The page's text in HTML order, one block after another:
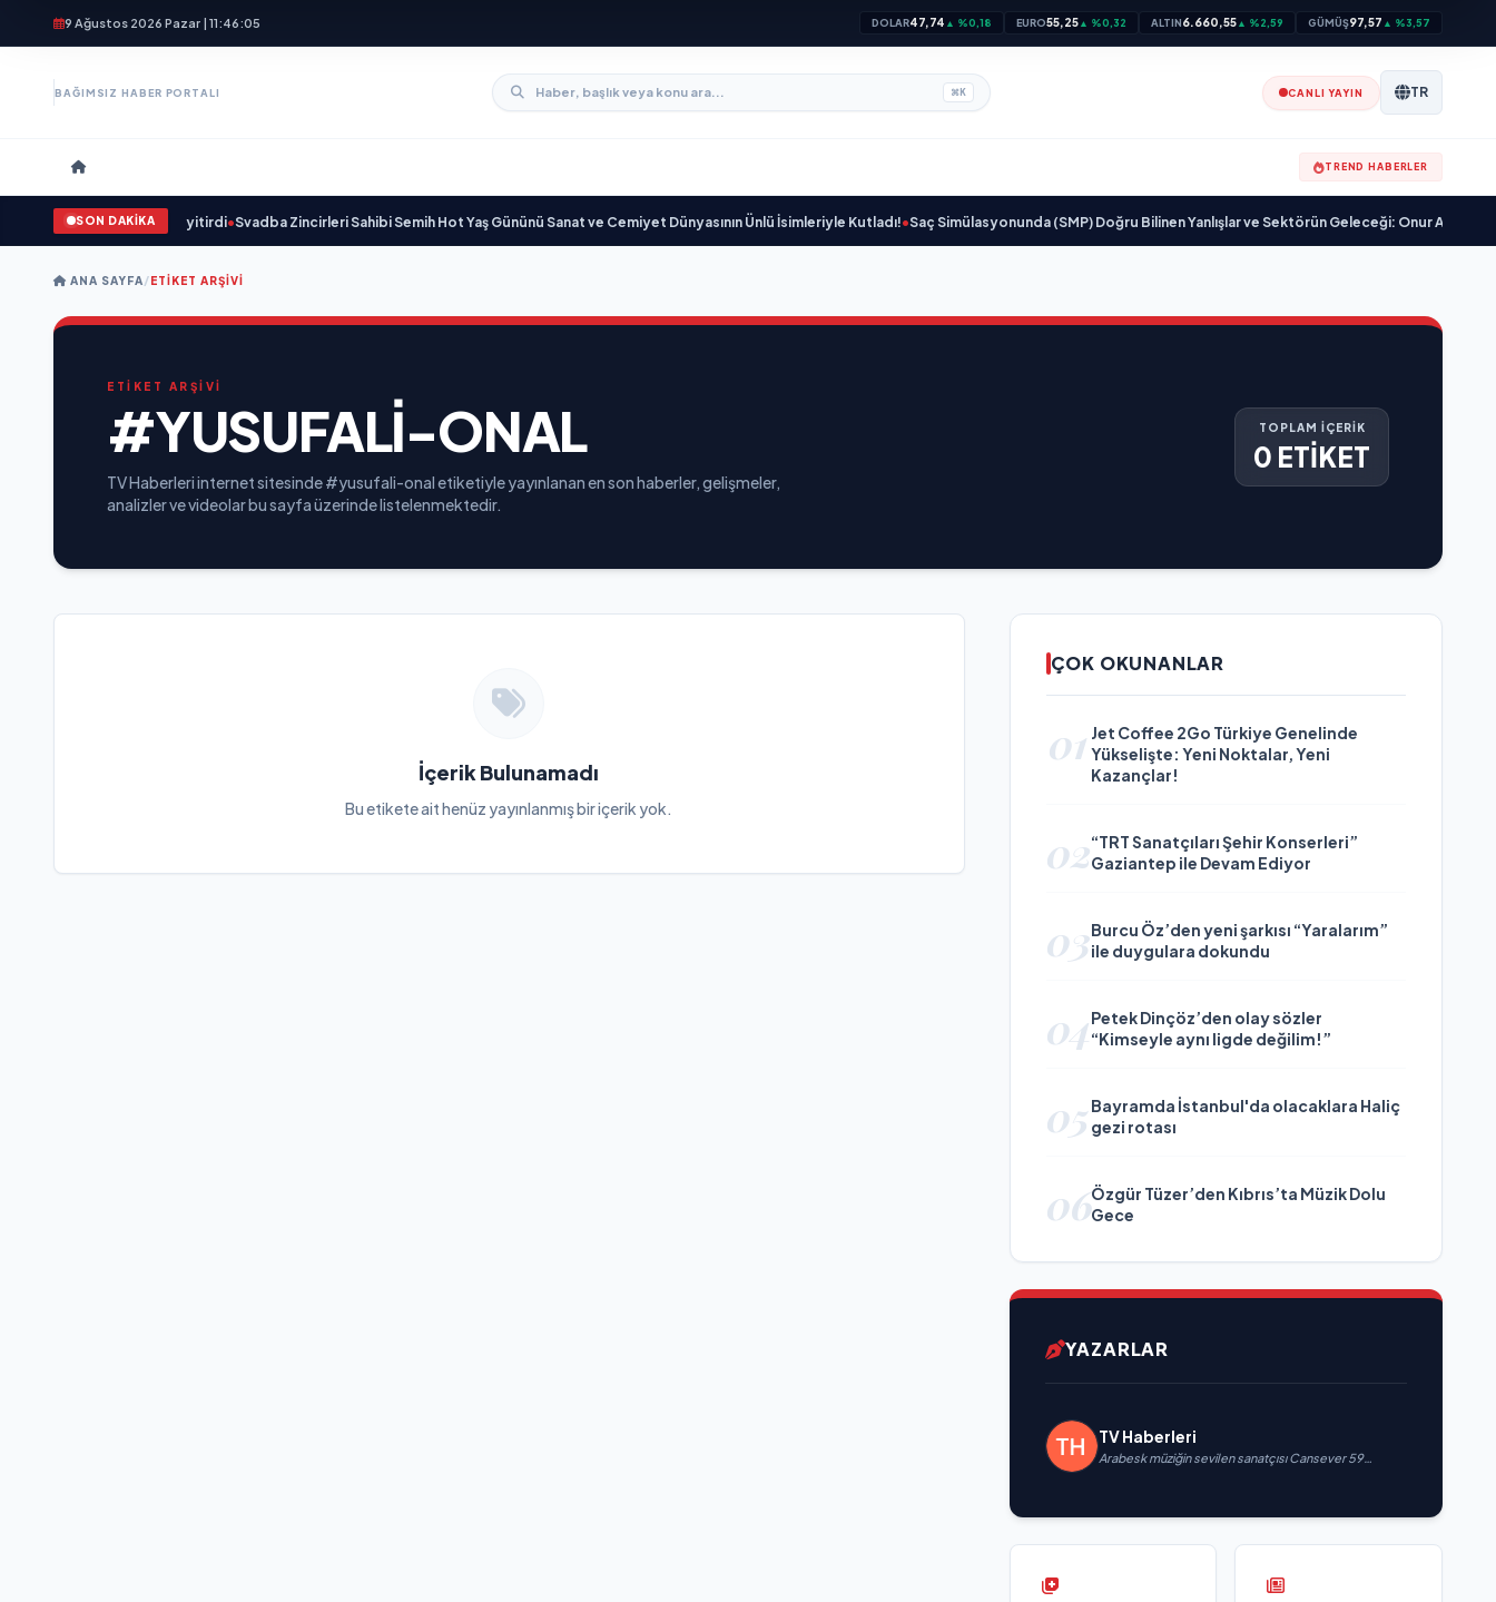
9 Ağustos 2026 Pazar | 11:46:06 DOLAR47,74 ▲ %0,18 EURO55,25▲ %0,32 ALTIN6.660,55▲ %2,59 GÜMÜŞ97,57 ▲ %3,57
BAĞIMSIZ HABER PORTALI ⌘K CANLI YAYIN TR
TREND HABERLER
SON DAKİKA
59 yaşında yaşamını yitirdi•Svadba Zincirleri Sahibi Semih Hot Yaş Gününü Sanat ve Cemiyet Dünyasının Ünlü İsimleriyle Kutladı! •Saç Simülasyonunda (SMP) Doğru Bilinen Yanlışlar ve Sektörün Geleceği: Onur Akdeniz ile
ANA SAYFA/ETIKET ARŞIVI
ETİKET ARŞİVİ
#YUSUFALI-ONAL
TV Haberleri internet sitesinde #yusufali-onal etiketiyle yayınlanan en son haberler, gelişmeler,
analizler ve videolar bu sayfa üzerinde listelenmektedir.
TOPLAM İÇERİK
0 ETİKET
İçerik Bulunamadı
Bu etikete ait henüz yayınlanmış bir içerik yok.
ÇOK OKUNANLAR
01 Jet Coffee 2Go Türkiye Genelinde
Yükselişte: Yeni Noktalar, Yeni
Kazançlar!
02“TRT Sanatçıları Şehir Konserleri”
Gaziantep ile Devam Ediyor
03Burcu Öz’den yeni şarkısı “Yaralarım”
ile duygulara dokundu
04Petek Dinçöz’den olay sözler
“Kimseyle aynı ligde değilim!”
05 Bayramda İstanbul'da olacaklara Haliç
gezi rotası
06Özgür Tüzer’den Kıbrıs’ta Müzik Dolu
Gece
YAZARLAR
TV Haberleri
Arabesk müziğin sevilen sanatçısı Cansever 59